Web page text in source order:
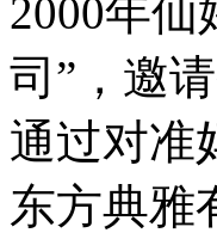
2000年
司”，邀
通过对准
东方典雅